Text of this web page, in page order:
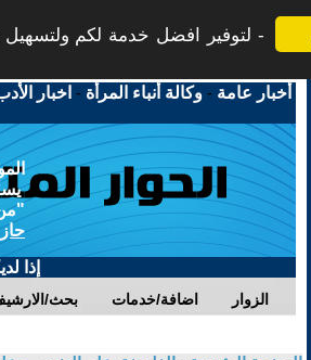
لتوفير افضل خدمة لكم ولتسهيل
أخبار عامة -وكالة أنباء المرأة - اخبار
إذا
بحث/ اضافة/خدمات الزوار